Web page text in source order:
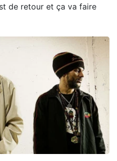
de retour et ça va faire